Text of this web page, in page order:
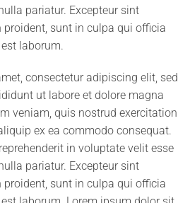
pariatur. Excepteur sint
sunt in culpa qui officia
laborum.
consectetur adipiscing elit, sed
ut labore et dolore magna
veniam, quis nostrud exercitation
ex ea commodo consequat.
in voluptate velit esse
pariatur. Excepteur sint
sunt in culpa qui officia